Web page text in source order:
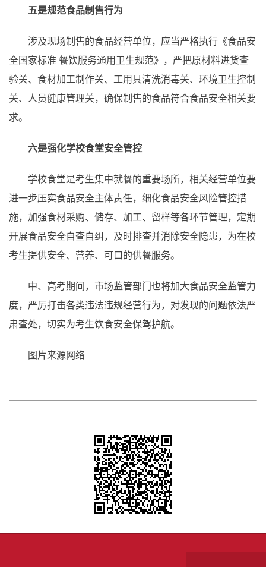
五是规范食品制售行为
涉及现场制售的食品经营单位，应当严格执行《食品安
全国家标准 餐饮服务通用卫生规范》，严把原材料进货查
验关、食材加工制作关、工用具清洗消毒关、环境卫生控制
关、人员健康管理关，确保制售的食品符合食品安全相关要
求。
六是强化学校食堂安全管控
学校食堂是考生集中就餐的重要场所，相关经营单位要
进一步压实食品安全主体责任，细化食品安全风险管控措
施，加强食材采购、储存、加工、留样等各环节管理，定期
开展食品安全自查自纠，及时排查并消除安全隐患，为在校
考生提供安全、营养、可口的供餐服务。
中、高考期间，市场监管部门也将加大食品安全监管力
度，严厉打击各类违法违规经营行为，对发现的问题依法严
肃查处，切实为考生饮食安全保驾护航。
图片来源网络